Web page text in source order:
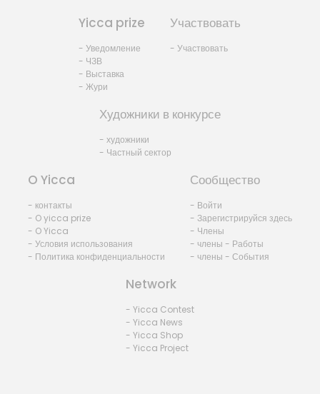
Yicca prize
- Уведомление
- ЧЗВ
- Выставка
- Жури
Участвовать
- Участвовать
Художники в конкурсе
- художники
- Частный сектор
O Yicca
- контакты
- O yicca prize
- O Yicca
- Условия использования
- Политика конфиденциальности
Сообщество
- Войти
- Зарегистрируйся здесь
- Члены
- члены - Работы
- члены - События
Network
- Yicca Contest
- Yicca News
- Yicca Shop
- Yicca Project